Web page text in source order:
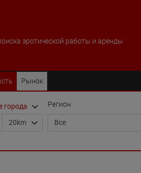
эротической работы и аренды
Рынок
Регион